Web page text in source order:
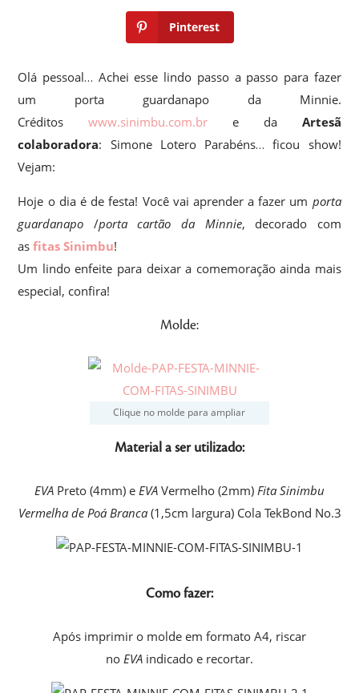
Pinterest
Olá pessoal… Achei esse lindo passo a passo para fazer
um porta guardanapo da Minnie.
Créditoswww.sinimbu.com.br e da Artesã
colaboradora: Simone Lotero Parabéns… ficou show!
Vejam:
Hoje o dia é de festa! Você vai aprender a fazer um porta
guardanapo /porta cartão da Minnie, decorado com
as fitas Sinimbu!
Um lindo enfeite para deixar a comemoração ainda mais
especial, confira!
Molde:
Clique no molde para ampliar
Material a ser utilizado:
EVA Preto (4mm) e EVA Vermelho (2mm) Fita Sinimbu
Vermelha de Poá Branca(1,5cm largura) Cola TekBond No.3
Como fazer:
Após imprimir o molde em formato A4, riscar
no EVA indicado e recortar.